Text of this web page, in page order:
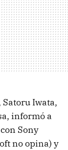
Iwata,
informó a
Sony
no opina) y